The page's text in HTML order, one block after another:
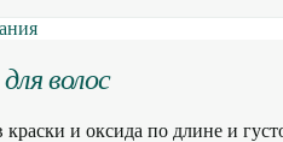
волос
краски и оксида по длине и